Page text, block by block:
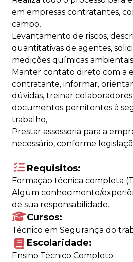
em empresas contratantes,
campo,
Levantamento de riscos,
quantitativas de agentes,
medições químicas
Manter contato direto com a
contratante, informar,
dúvidas, treinar
documentos pernitentes à
trabalho,
Prestar assessoria para a
necessário, conforme
Requisitos:
Formação técnica completa
Algum conhecimento/
de sua responsabilidade.
Cursos:
Técnico em Segurança do
Escolaridade:
Ensino Técnico Completo